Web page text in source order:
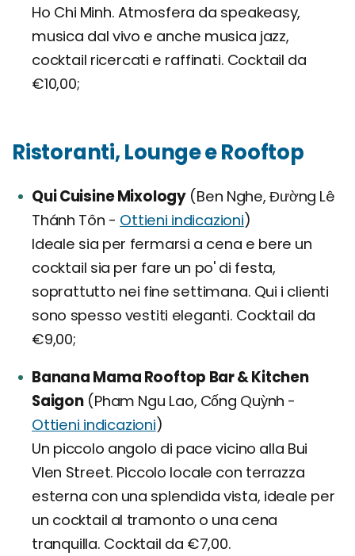
Ho Chi Minh. Atmosfera da speakeasy,
musica dal vivo e anche musica jazz,
cocktail ricercati e raffinati. Cocktail da
€10,00;
Ristoranti, Lounge e Rooftop
Qui Cuisine Mixology (Ben Nghe, Đường Lê
Thánh Tôn - Ottieni indicazioni)
Ideale sia per fermarsi a cena e bere un
cocktail sia per fare un po' di festa,
soprattutto nei fine settimana. Qui i clienti
sono spesso vestiti eleganti. Cocktail da
€9,00;
Banana Mama Rooftop Bar & Kitchen
Saigon(Pham Ngu Lao, Cống Quỳnh -
Ottieni indicazioni)
Un piccolo angolo di pace vicino alla Bui
VIen Street. Piccolo locale con terrazza
esterna con una splendida vista, ideale per
un cocktail al tramonto o una cena
tranquilla. Cocktail da €7,00.